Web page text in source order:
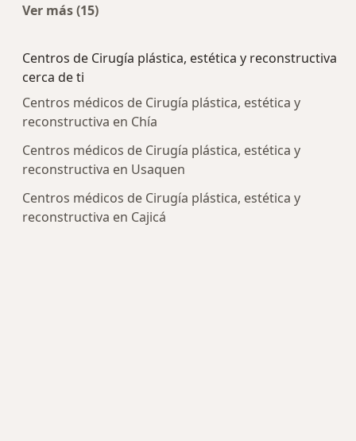
Ver más (15)
Centros de Cirugía plástica, estética y reconstructiva
cerca de ti
Centros médicos de Cirugía plástica, estética y
reconstructiva en Chía
Centros médicos de Cirugía plástica, estética y
reconstructiva en Usaquen
Centros médicos de Cirugía plástica, estética y
reconstructiva en Cajicá